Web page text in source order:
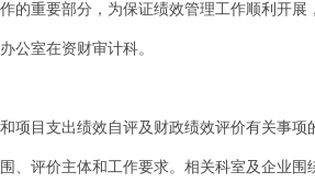
的重要部分，为保证绩效管理工作顺利开
公室在资财审计科。
项目支出绩效自评及财政绩效评价有关事
评价主体和工作要求。相关科室及企业围